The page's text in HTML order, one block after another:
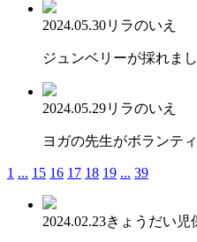
2024.05.30リラのいえ
ジュンベリーが採れま
2024.05.29リラのいえ
ヨガの先生がボランテ
1 ... 15 16 17 18 19 ... 39
2024.02.23きょうだい児